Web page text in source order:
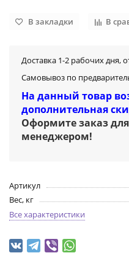
В закладки В
Доставка 1-2 рабочих дня,
Самовывоз по
На данный товар
дополнительная
Оформите заказ
менеджером!
Артикул
Вес, кг
Все характеристики